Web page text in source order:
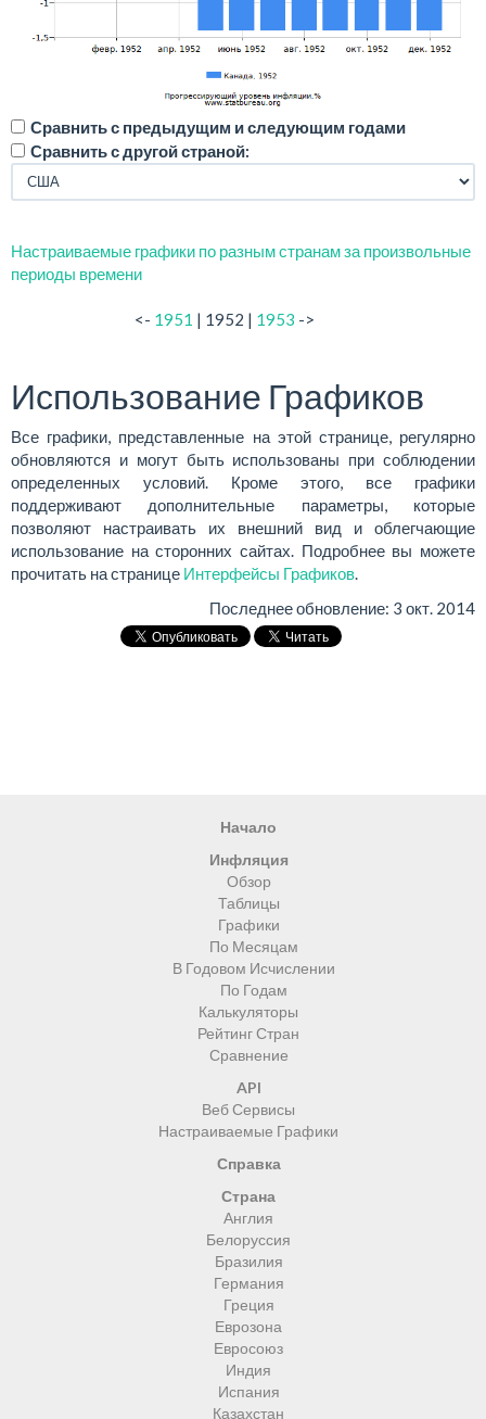
Сравнить с предыдущим и следующим годами
Сравнить с другой страной:
Настраиваемые графики по разным странам за произвольные
периоды времени
<- 1951 | 1952 | 1953 ->
Использование Графиков
Все графики, представленные на этой странице, регулярно
обновляются и могут быть использованы при соблюдении
определенных условий. Кроме этого, все графики
поддерживают дополнительные параметры, которые
позволяют настраивать их внешний вид и облегчающие
использование на сторонних сайтах. Подробнее вы можете
прочитать на странице Интерфейсы Графиков.
Последнее обновление: 3 окт. 2014
Начало
Инфляция
Обзор
Таблицы
Графики
По Месяцам
В Годовом Исчислении
По Годам
Калькуляторы
Рейтинг Стран
Сравнение
API
Веб Сервисы
Настраиваемые Графики
Справка
Страна
Англия
Белоруссия
Бразилия
Германия
Греция
Еврозона
Евросоюз
Индия
Испания
Казахстан